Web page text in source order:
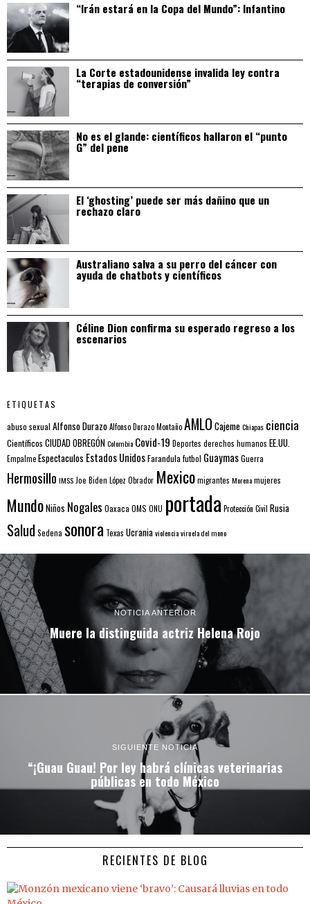
“Irán estará en la Copa del Mundo”: Infantino
La Corte estadounidense invalida ley contra
“terapias de conversión”
No es el glande: científicos hallaron el “punto
G” del pene
El ‘ghosting’ puede ser más dañino que un
rechazo claro
Australiano salva a su perro del cáncer con
ayuda de chatbots y científicos
Céline Dion confirma su esperado regreso a los
escenarios
ETIQUETAS
abuso sexual Alfonso DurazoAlfonso Durazo MontañoAMLO CajemeChiapas ciencia
Científicos CIUDAD OBREGÓNColombia Covid-19 Deportes derechos humanos EE.UU.
EmpalmeEspectaculos Estados UnidosFarandulafutbol GuaymasGuerra
Hermosillo IMSS Joe Biden López Obrador Mexicomigrantes Morenamujeres
MundoNiños Nogales Oaxaca OMS ONU portada Protección Civil Rusia
Salud Sedena sonora Texas Ucraniaviolenciaviruela del mono
NOTICIA ANTERIOR
Muere la distinguida actriz Helena Rojo
SIGUIENTE NOTICIA
“¡Guau Guau! Por ley habrá clínicas veterinarias
públicas en todo México
RECIENTES DE BLOG